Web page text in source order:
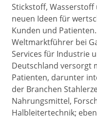
Stickstoff,
neuen Ideen für
Kunden und
Weltmarktführer bei
Services für Industrie
Deutschland versorgt
Patienten, darunter
der Branchen
Nahrungsmittel,
Halbleitertechnik;